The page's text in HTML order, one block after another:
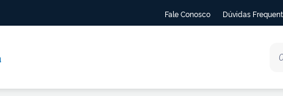
Fale Conosco Dúvidas